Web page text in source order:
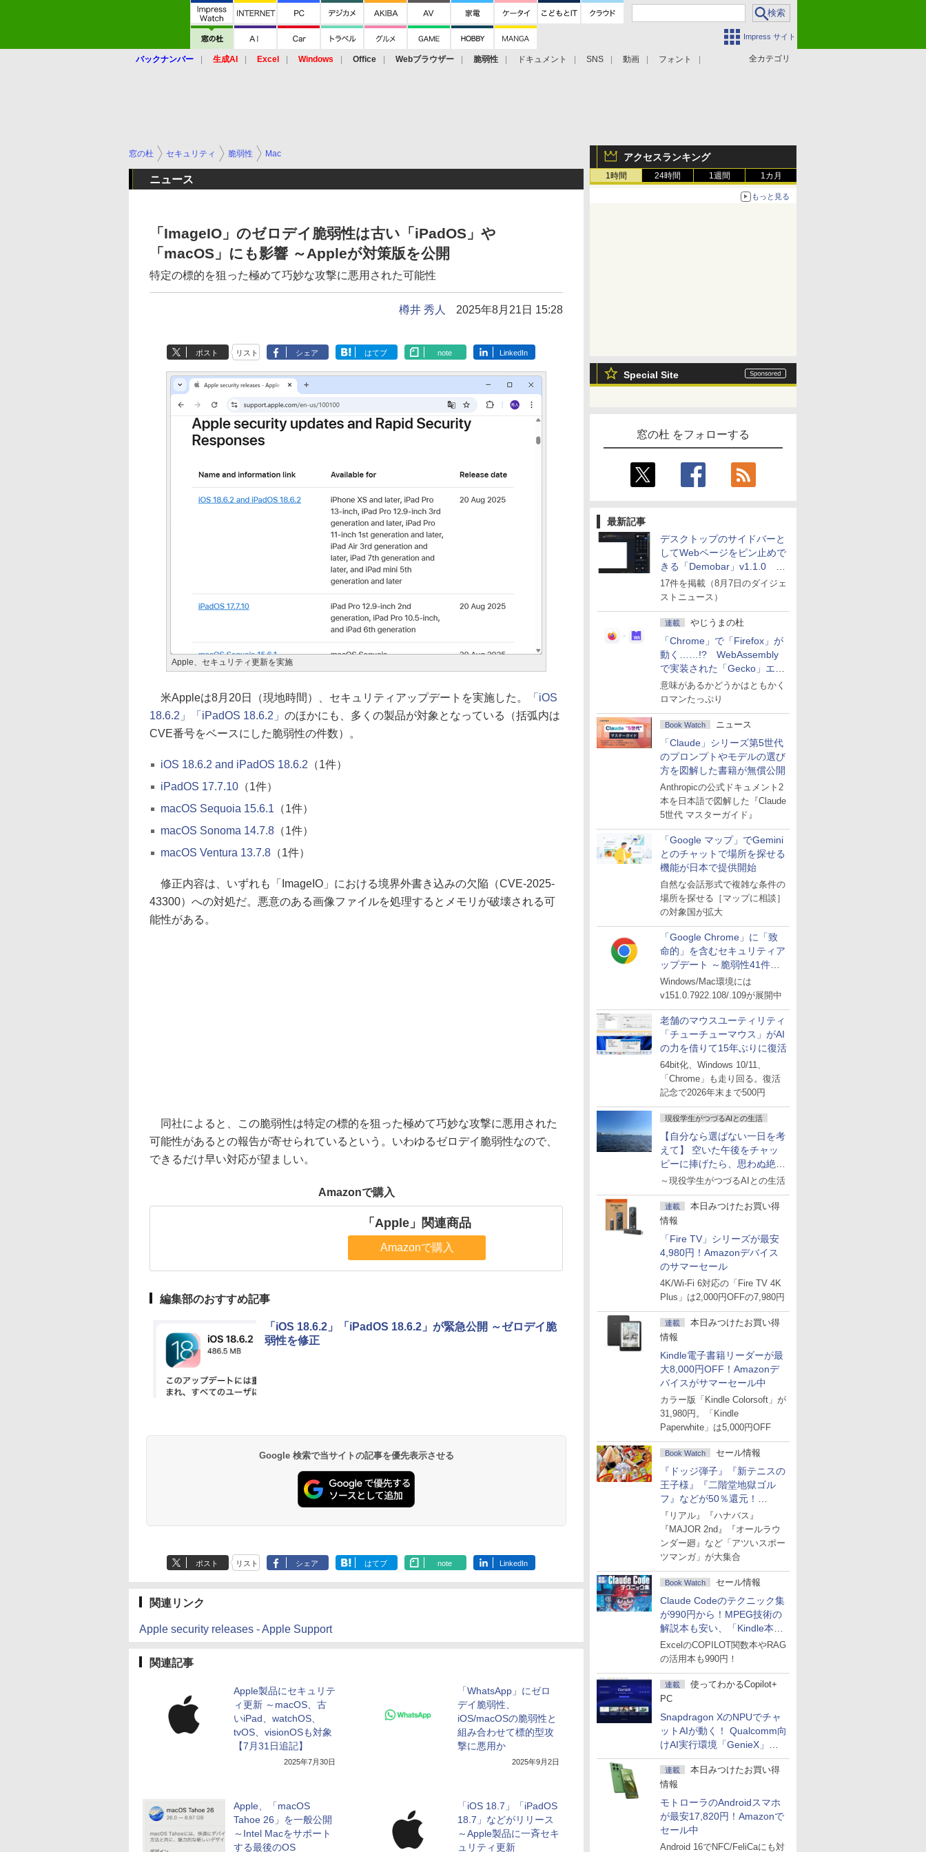
Impress サイト
全カテゴリ
バックナンバー 生成AI Excel Windows Office Webブラウザー 脆弱性 ドキュメント SNS 動画 フォント
アクセスランキング
1時間 24時間 1週間 1カ月
もっと見る
Special Site
窓の杜 をフォローする
最新記事
デスクトップのサイドバーと
してWebページをピン止めで
きる「Demobar」v1.1.0 ほ
か
17件を掲載（8月7日のダイジェ
ストニュース）
連載 やじうまの杜
「Chrome」で「Firefox」が
動く……!? WebAssembly
で実装された「Gecko」エン
ジン
意味があるかどうかはともかく
ロマンたっぷり
Book Watch ニュース
「Claude」シリーズ第5世代
のプロンプトやモデルの選び
方を図解した書籍が無償公開
Anthropicの公式ドキュメント2
本を日本語で図解した『Claude
5世代 マスターガイド』
「Google マップ」でGemini
とのチャットで場所を探せる
機能が日本で提供開始
自然な会話形式で複雑な条件の
場所を探せる［マップに相談］
の対象国が拡大
「Google Chrome」に「致
命的」を含むセキュリティア
ップデート ～脆弱性41件に
対処
Windows/Mac環境には
v151.0.7922.108/.109が展開中
老舗のマウスユーティリティ
「チューチューマウス」がAI
の力を借りて15年ぶりに復活
64bit化、Windows 10/11、
「Chrome」も走り回る。復活
記念で2026年末まで500円
現役学生がつづるAIとの生活
【自分なら選ばない一日を考
えて】 空いた午後をチャッ
ピーに捧げたら、思わぬ絶景
に出会った話
～現役学生がつづるAIとの生活
連載
本日みつけたお買い得
情報
「Fire TV」シリーズが最安
4,980円！Amazonデバイス
のサマーセール
4K/Wi-Fi 6対応の「Fire TV 4K
Plus」は2,000円OFFの7,980円
連載
本日みつけたお買い得
情報
Kindle電子書籍リーダーが最
大8,000円OFF！Amazonデ
バイスがサマーセール中
カラー版「Kindle Colorsoft」が
31,980円。「Kindle
Paperwhite」は5,000円OFF
Book Watch セール情報
『ドッジ弾子』『新テニスの
王子様』『二階堂地獄ゴル
フ』などが50％還元！
Amazonマンガ週末セール
『リアル』『ハナバス』
『MAJOR 2nd』『オールラウ
ンダー廻』など「アツいスポー
ツマンガ」が大集合
Book Watch セール情報
Claude Codeのテクニック集
が990円から！MPEG技術の
解説本も安い、「Kindle本サ
マーセール」第2弾開始！
ExcelのCOPILOT関数本やRAG
の活用本も990円！
連載
使ってわかるCopilot+
PC
Snapdragon XのNPUでチャ
ットAIが動く！ Qualcomm向
けAI実行環境「GenieX」を
試してみた
連載
本日みつけたお買い得
情報
モトローラのAndroidスマホ
が最安17,820円！Amazonで
セール中
Android 16でNFC/FeliCaにも対
窓の杜 セキュリティ 脆弱性 Mac
ニュース
「ImageIO」のゼロデイ脆弱性は古い「iPadOS」や
「macOS」にも影響 ～Appleが対策版を公開
特定の標的を狙った極めて巧妙な攻撃に悪用された可能性
樽井 秀人 2025年8月21日 15:28
ポスト リスト シェア はてブ note LinkedIn
Apple、セキュリティ更新を実施
米Appleは8月20日（現地時間）、セキュリティアップデートを実施した。
「iOS
18.6.2」「iPadOS 18.6.2」 のほかにも、多くの製品が対象となっている（括弧内は
CVE番号をベースにした脆弱性の件数）。
iOS 18.6.2 and iPadOS 18.6.2 （1件）
iPadOS 17.7.10 （1件）
macOS Sequoia 15.6.1 （1件）
macOS Sonoma 14.7.8 （1件）
macOS Ventura 13.7.8 （1件）
修正内容は、いずれも「ImageIO」における境界外書き込みの欠陥（CVE-2025-
43300）への対処だ。悪意のある画像ファイルを処理するとメモリが破壊される可
能性がある。
同社によると、この脆弱性は特定の標的を狙った極めて巧妙な攻撃に悪用された
可能性があるとの報告が寄せられているという。いわゆるゼロデイ脆弱性なので、
できるだけ早い対応が望ましい。
Amazonで購入
「Apple」関連商品
Amazonで購入
編集部のおすすめ記事
「iOS 18.6.2」「iPadOS 18.6.2」が緊急公開 ～ゼロデイ脆
弱性を修正
Google 検索で当サイトの記事を優先表示させる
ポスト リスト シェア はてブ note LinkedIn
関連リンク
Apple security releases - Apple Support
関連記事
Apple製品にセキュリテ
ィ更新 ～macOS、古
いiPad、watchOS、
tvOS、visionOSも対象
【7月31日追記】
2025年7月30日
「WhatsApp」にゼロ
デイ脆弱性、
iOS/macOSの脆弱性と
組み合わせて標的型攻
撃に悪用か
2025年9月2日
Apple、「macOS
Tahoe 26」を一般公開
～Intel Macをサポート
する最後のOS
「iOS 18.7」「iPadOS
18.7」などがリリース
～Apple製品に一斉セキ
ュリティ更新